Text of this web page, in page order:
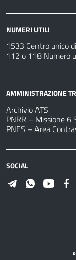
NUMERI UTILI
1533 Centro unico
112 o 118 Numero
AMMINISTRAZIONE
Archivio ATS
PNRR – Missione 6
PNES – Area
SOCIAL